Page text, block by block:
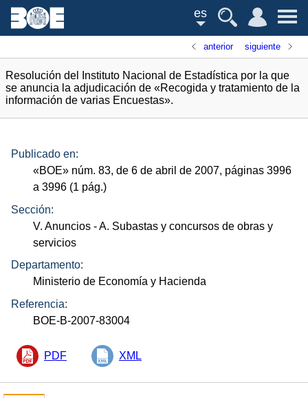
es
anterior siguiente
Resolución del Instituto Nacional de Estadística por la que
se anuncia la adjudicación de «Recogida y tratamiento de la
información de varias Encuestas».
Publicado en:
«BOE» núm. 83, de 6 de abril de 2007, páginas 3996
a 3996 (1 pág.)
Sección:
V. Anuncios - A. Subastas y concursos de obras y
servicios
Departamento:
Ministerio de Economía y Hacienda
Referencia:
BOE-B-2007-83004
PDF XML